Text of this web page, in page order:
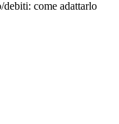
come adattarlo